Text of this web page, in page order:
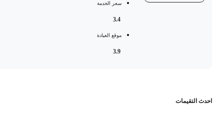
سعر الخدمة
موقع العيادة
التقيمات